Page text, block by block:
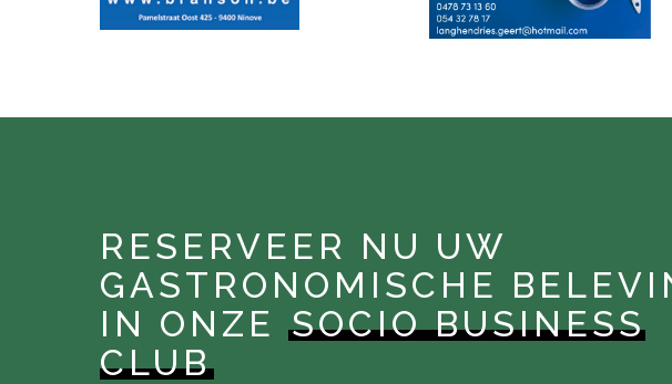
RESERVEER NU UW
GASTRONOMISCHE
IN ONZESOCIO BUSINESS
CLUB